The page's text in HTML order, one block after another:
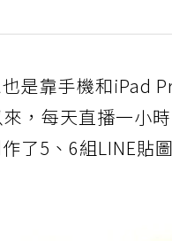
是靠手機和iPad
，每天直播一小
了5、6組LINE貼圖